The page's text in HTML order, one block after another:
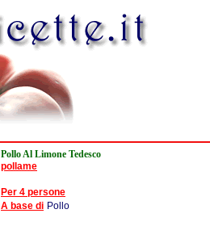
Pollo Al Limone Tedesco
pollame
Per 4 persone
A base di Pollo